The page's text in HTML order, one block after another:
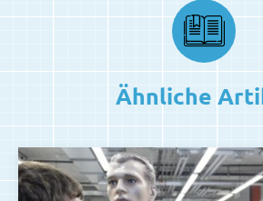
Ähnliche